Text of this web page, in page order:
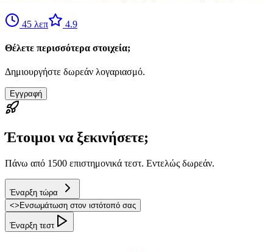
45 λεπ 4.9
Θέλετε περισσότερα στοιχεία;
Δημιουργήστε δωρεάν λογαριασμό.
Εγγραφή
Έτοιμοι να ξεκινήσετε;
Πάνω από 1500 επιστημονικά τεστ. Εντελώς δωρεάν.
Έναρξη τώρα
<> Ενσωμάτωση στον ιστότοπό σας
Έναρξη τεστ